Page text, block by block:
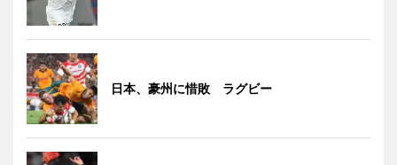
日本、豪州に惜敗 ラグビー